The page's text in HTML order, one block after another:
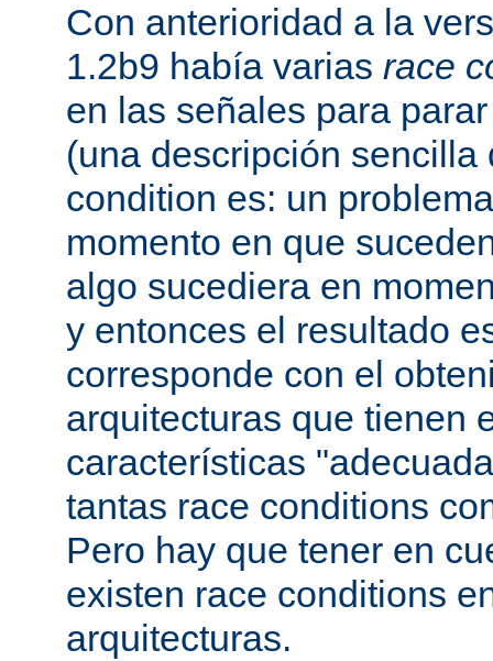
Con anterioridad a la
1.2b9 había varias race
en las señales para
(una descripción sencilla
condition es: un
momento en que
algo sucediera en
y entonces el resultado
corresponde con el
arquitecturas que tienen
características
tantas race conditions
Pero hay que tener en
existen race conditions
arquitecturas.